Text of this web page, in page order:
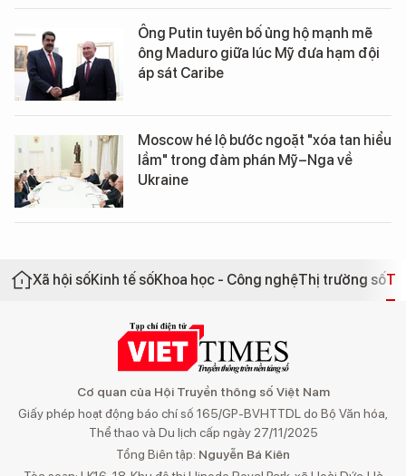
Ông Putin tuyên bố ủng hộ mạnh mẽ
ông Maduro giữa lúc Mỹ đưa hạm đội
áp sát Caribe
Moscow hé lộ bước ngoặt "xóa tan hiểu
lầm" trong đàm phán Mỹ–Nga về
Ukraine
Xã hội sốKinh tế sốKhoa học - Công nghệThị trường số
Cơ quan của Hội Truyền thông số Việt Nam
Giấy phép hoạt động báo chí số 165/GP-BVHTTDL do Bộ Văn hóa,
Thể thao và Du lịch cấp ngày 27/11/2025
Tổng Biên tập: Nguyễn Bá Kiên